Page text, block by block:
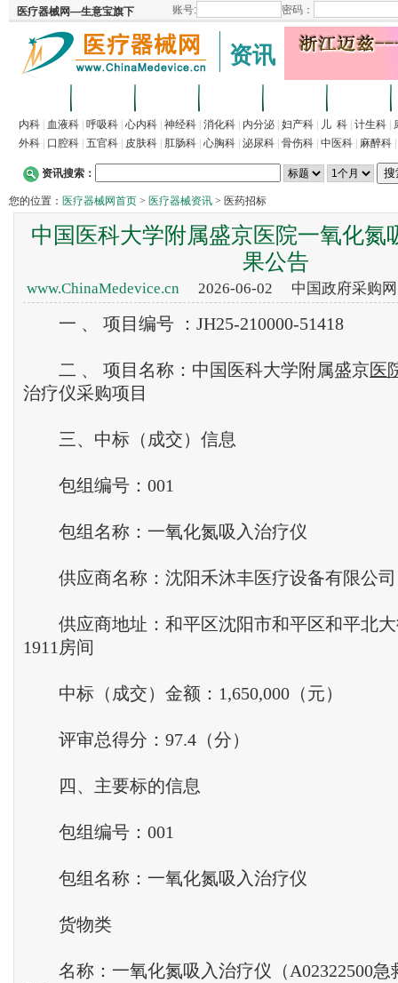
资讯
内科 血液科 呼吸科 心内科 神经科 消化科 内分泌 妇产科 儿 科 计生科
外科
口腔科 五官科 皮肤科 肛肠科 心胸科 泌尿科 骨伤科 中医科 麻醉科
资讯搜索：
您的位置： 医疗器械网首页 > 医疗器械资讯 > 医药招标
中国医科大学附属盛京医院一氧化氮
果公告
www.ChinaMedevice.cn2026-06-02 中国政府采购
一 、 项目编号 ：JH25-210000-51418
二 、 项目名称：中国医科大学附属盛京医
治疗仪采购项目
三、中标（成交）信息
包组编号：001
包组名称：一氧化氮吸入治疗仪
供应商名称：沈阳禾沐丰医疗设备有限公司
供应商地址：和平区沈阳市和平区和平北大
1911房间
中标（成交）金额：1,650,000（元）
评审总得分：97.4（分）
四、主要标的信息
包组编号：001
包组名称：一氧化氮吸入治疗仪
货物类
名称：一氧化氮吸入治疗仪（A02322500急